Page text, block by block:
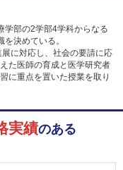
学部の2学部4学科からなる
決めている。
展に対応し、社会の要請に応
た医師の育成と医学研究者
に重点を置いた授業を取り
実績のある